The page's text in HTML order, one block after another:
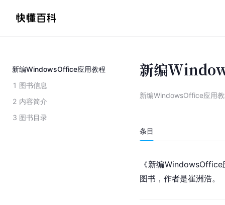
新编WindowsOffice应用教程
1 图书信息
2 内容简介
3 图书目录
新编
新编WindowsOffice应用
条目
《新编
图书，作者是崔洲浩。